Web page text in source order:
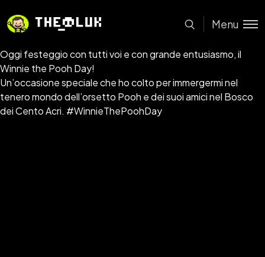
Menu
Oggi festeggio con tutti voi e con grande entusiasmo, il
Winnie the Pooh Day!
Un’occasione speciale che ho colto per immergermi nel
tenero mondo dell’orsetto Pooh e dei suoi amici nel Bosco
dei Cento Acri. #WinnieThePoohDay